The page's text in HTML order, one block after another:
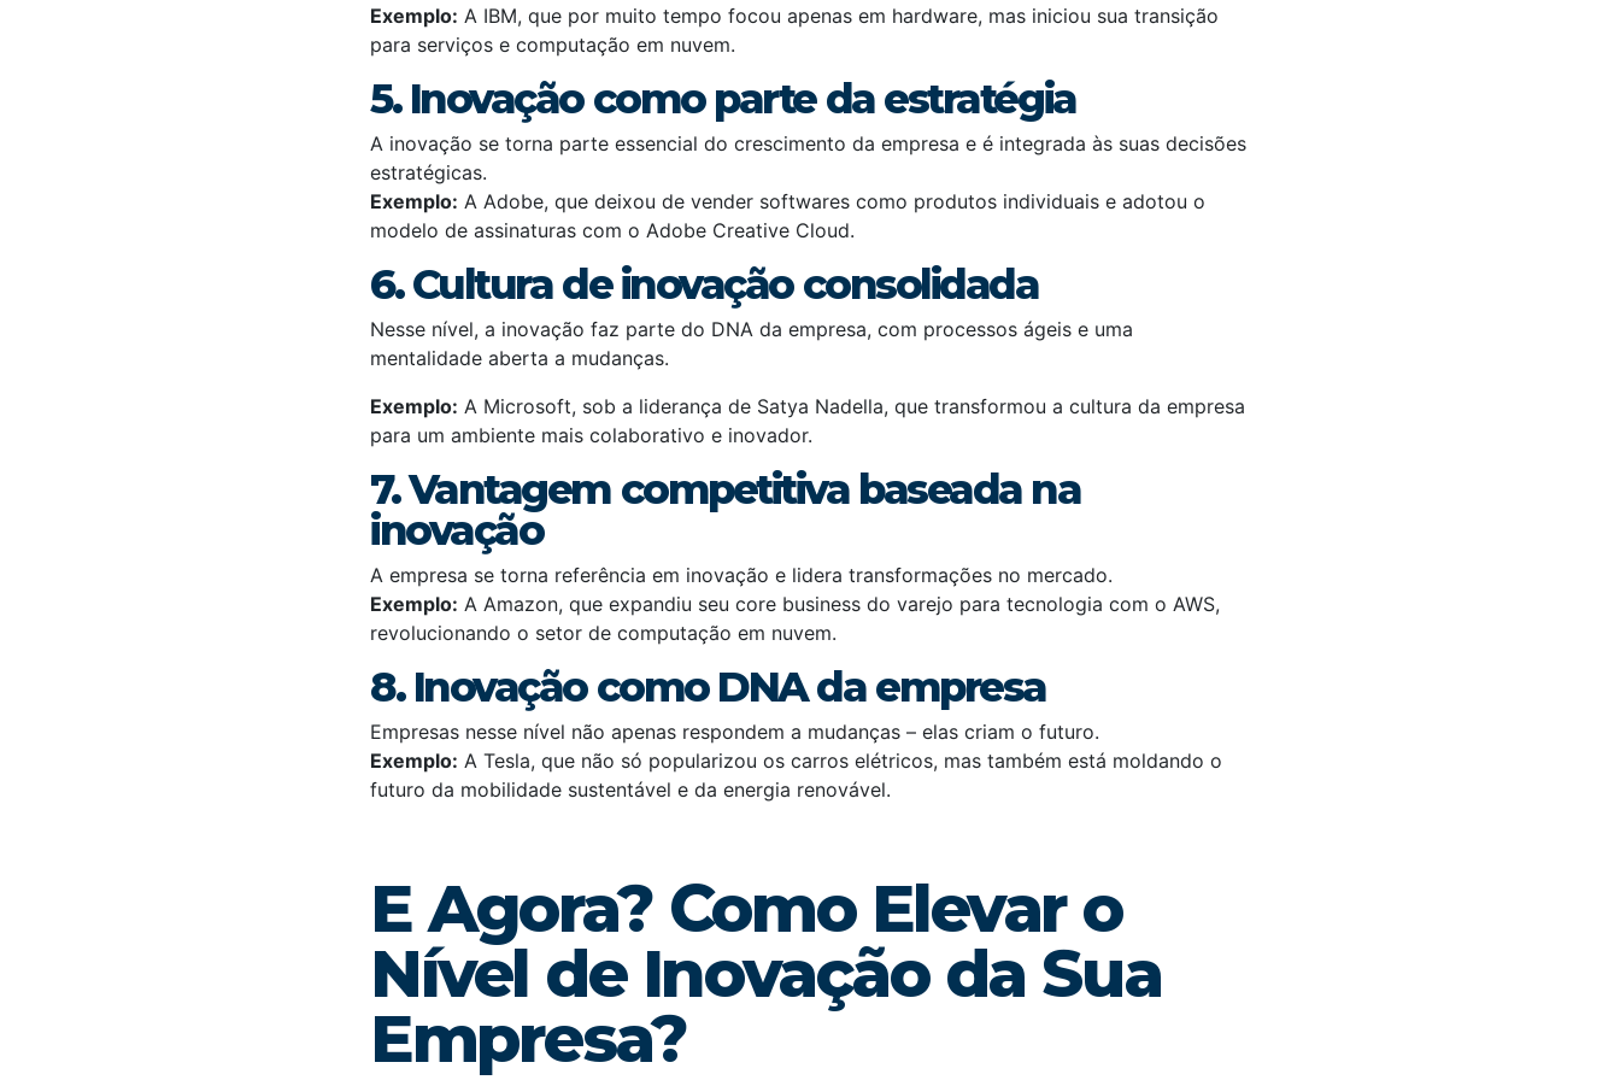
Exemplo: A IBM, que por muito tempo focou apenas em hardware, mas iniciou sua transição
para serviços e computação em nuvem.
5. Inovação como parte da estratégia
A inovação se torna parte essencial do crescimento da empresa e é integrada às suas decisões
estratégicas.
Exemplo: A Adobe, que deixou de vender softwares como produtos individuais e adotou o
modelo de assinaturas com o Adobe Creative Cloud.
6. Cultura de inovação consolidada
Nesse nível, a inovação faz parte do DNA da empresa, com processos ágeis e uma
mentalidade aberta a mudanças.
Exemplo: A Microsoft, sob a liderança de Satya Nadella, que transformou a cultura da empresa
para um ambiente mais colaborativo e inovador.
7. Vantagem competitiva baseada na
inovação
A empresa se torna referência em inovação e lidera transformações no mercado.
Exemplo: A Amazon, que expandiu seu core business do varejo para tecnologia com o AWS,
revolucionando o setor de computação em nuvem.
8. Inovação como DNA da empresa
Empresas nesse nível não apenas respondem a mudanças – elas criam o futuro.
Exemplo: A Tesla, que não só popularizou os carros elétricos, mas também está moldando o
futuro da mobilidade sustentável e da energia renovável.
E Agora? Como Elevar o
Nível de Inovação da Sua
Empresa?